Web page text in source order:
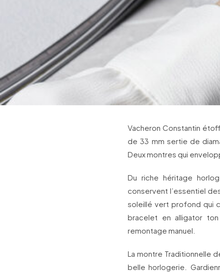
Vacheron Constantin
de 33 mm sertie de
Deux montres qui
Du riche héritage
conservent l’essentiel
soleillé vert profond qui
bracelet en alligator
remontage manuel.
La montre Traditionnelle
belle horlogerie.